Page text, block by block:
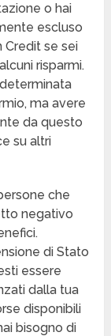
o hai
escluso
Credit se sei
risparmi.
ma avere
da questo
su altri
che
negativo
di Stato
essere
dalla tua
disponibili
bisogno di